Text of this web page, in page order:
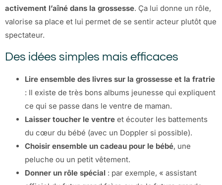
activement l’aîné dans la grossesse. Ça lui donne un rôle,
valorise sa place et lui permet de se sentir acteur plutôt que
spectateur.
Des idées simples mais efficaces
Lire ensemble des livres sur la grossesse et la fratrie
: Il existe de très bons albums jeunesse qui expliquent
ce qui se passe dans le ventre de maman.
Laisser toucher le ventre et écouter les battements
du cœur du bébé (avec un Doppler si possible).
Choisir ensemble un cadeau pour le bébé, une
peluche ou un petit vêtement.
Donner un rôle spécial : par exemple, « assistant